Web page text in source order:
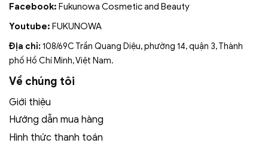
Facebook: Fukunowa Cosmetic and Beauty
Youtube: FUKUNOWA
Địa chỉ:108/69C Trần Quang Diệu, phường 14, quận 3, Thành
phố Hồ Chí Minh, Việt Nam.
Về chúng tôi
Giới thiệu
Hướng dẫn mua hàng
Hình thức thanh toán